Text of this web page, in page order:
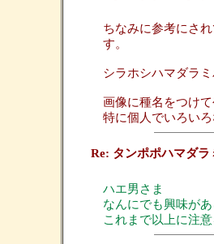
ちなみに参考にさ
す。
シラホシハマダラ
画像に種名をつけ
特に個人でいろい
Re: タンポポハマダラ
ハエ男さま
なんにでも興味が
これまで以上に注